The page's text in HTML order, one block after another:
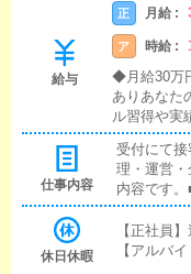
給与
正 月給 :
ア 時給 :
◆月給30万
ありあなた
ル習得や実
います。正
に関しても
で時給100
期のキャ
ンセンテ
仕事内容
受付にて
理・運営
内容です。
や来店さ
約の確認
します。
休日休暇
【正社員
【アルバ